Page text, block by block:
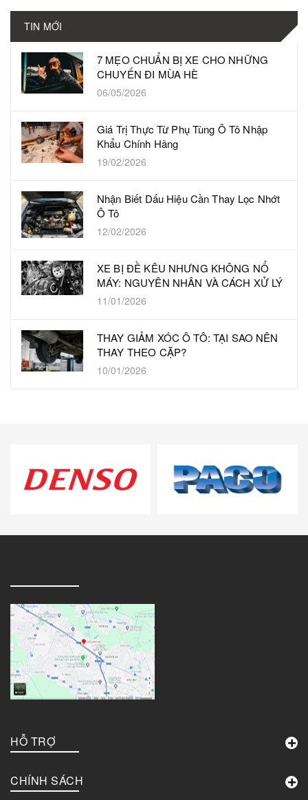
TIN MỚI
7 MẸO CHUẨN BỊ XE CHO NHỮNG
CHUYẾN ĐI MÙA HÈ
06/05/2026
Giá Trị Thực Từ Phụ Tùng Ô Tô Nhập
Khẩu Chính Hãng
19/02/2026
Nhận Biết Dấu Hiệu Cần Thay Lọc Nhớt
Ô Tô
12/02/2026
XE BỊ ĐỀ KÊU NHƯNG KHÔNG NỔ
MÁY: NGUYÊN NHÂN VÀ CÁCH XỬ LÝ
11/01/2026
THAY GIẢM XÓC Ô TÔ: TẠI SAO NÊN
THAY THEO CẶP?
10/01/2026
HỖ TRỢ
CHÍNH SÁCH